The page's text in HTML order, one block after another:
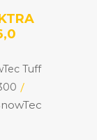
Tuff